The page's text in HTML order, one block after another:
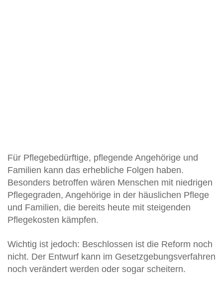
Für Pflegebedürftige, pflegende Angehörige und
Familien kann das erhebliche Folgen haben.
Besonders betroffen wären Menschen mit niedrigen
Pflegegraden, Angehörige in der häuslichen Pflege
und Familien, die bereits heute mit steigenden
Pflegekosten kämpfen.
Wichtig ist jedoch: Beschlossen ist die Reform noch
nicht. Der Entwurf kann im Gesetzgebungsverfahren
noch verändert werden oder sogar scheitern.